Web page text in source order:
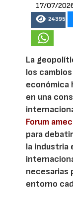
17/07/
24395
La
los
económica
en una
Forum amec
para
la industria
necesarias
entorno